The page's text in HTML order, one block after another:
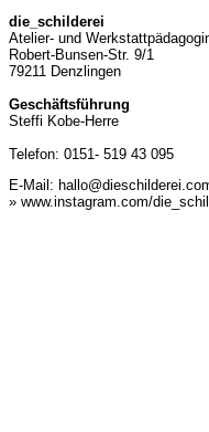
die_schilderei
Atelier- und
Robert-Bunsen-Str. 9/1
79211 Denzlingen
Geschäftsführung
Steffi Kobe-Herre
Telefon: 0151- 519 43 095
E-Mail:
» www.instagram.com/